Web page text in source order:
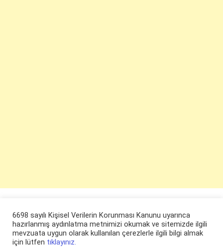
6698 sayılı Kişisel Verilerin Korunması Kanunu uyarınca
hazırlanmış aydınlatma metnimizi okumak ve sitemizde ilgili
mevzuata uygun olarak kullanılan çerezlerle ilgili bilgi almak
için lütfen tıklayınız.